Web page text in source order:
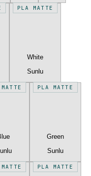
PLA MATTE
White
Sunlu
PLA MATTE
Green
Sunlu
PLA MATTE